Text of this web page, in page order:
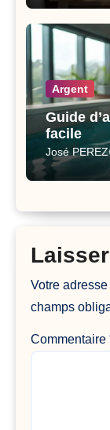
Argent
Guide
facile
José PEREZ
Votre
champs
Commentaire